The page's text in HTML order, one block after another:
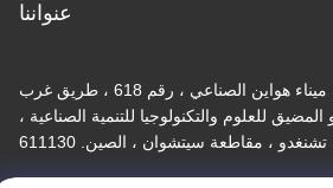
عنواننا
رقم 11 ، المنطقة رقم 9 ، ميناء هواين الصناعي ، رقم 618 ، طريق غرب
للعلوم والتكنولوجيا للتنمية الصناعية ،
، مقاطعة سيتشوان ، الصين. 611130